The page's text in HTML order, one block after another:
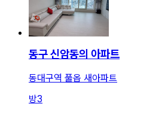
동구 신암동의 아파트
동대구역 풀옵 새아파트
방3